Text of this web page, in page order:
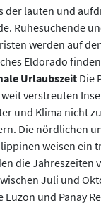
der lauten und
Ruhesuchende
werden auf
Eldorado
UrlaubszeitDie
verstreuten
und Klima nicht zu
Die nördlichen
weisen ein
die Jahreszeiten
Juli und
Luzon und Panay